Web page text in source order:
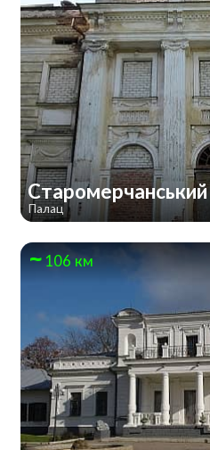
Старомерчанський
Палац
106 км